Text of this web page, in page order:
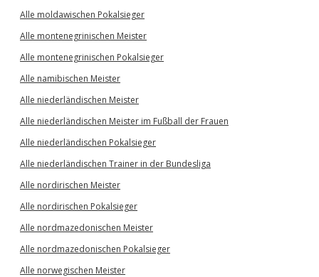
Alle moldawischen Pokalsieger
Alle montenegrinischen Meister
Alle montenegrinischen Pokalsieger
Alle namibischen Meister
Alle niederländischen Meister
Alle niederländischen Meister im Fußball der Frauen
Alle niederländischen Pokalsieger
Alle niederländischen Trainer in der Bundesliga
Alle nordirischen Meister
Alle nordirischen Pokalsieger
Alle nordmazedonischen Meister
Alle nordmazedonischen Pokalsieger
Alle norwegischen Meister